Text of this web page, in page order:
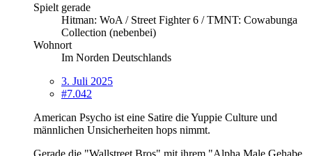
Spielt gerade
Hitman: WoA / Street Fighter 6 / TMNT: Cowabunga
Collection (nebenbei)
Wohnort
Im Norden Deutschlands
3. Juli 2025
#7.042
American Psycho ist eine Satire die Yuppie Culture und
männlichen Unsicherheiten hops nimmt.
Gerade die "Wallstreet Bros" mit ihrem "Alpha Male Gehabe